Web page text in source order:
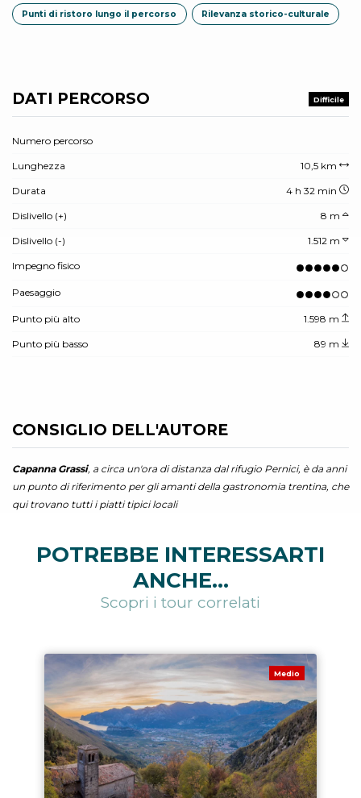
Punti di ristoro lungo il percorso Rilevanza storico-culturale
DATI PERCORSO Difficile
Numero percorso
Lunghezza 10,5 km
Durata 4 h 32 min
Dislivello (+) 8 m
Dislivello (-) 1.512 m
Impegno fisico
Paesaggio
Punto più alto 1.598 m
Punto più basso 89 m
CONSIGLIO DELL'AUTORE
Capanna Grassi, a circa un'ora di distanza dal rifugio Pernici, è da anni
un punto di riferimento per gli amanti della gastronomia trentina, che
qui trovano tutti i piatti tipici locali
POTREBBE INTERESSARTI
ANCHE...
Scopri i tour correlati
Medio